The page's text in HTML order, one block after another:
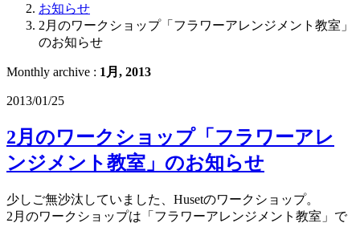
お知らせ
2月のワークショップ「フラワーアレンジメント教室」
のお知らせ
Monthly archive : 1月, 2013
2013/01/25
2月のワークショップ「フラワーアレ
ンジメント教室」のお知らせ
少しご無沙汰していました、Husetのワークショップ。
2月のワークショップは「フラワーアレンジメント教室」で